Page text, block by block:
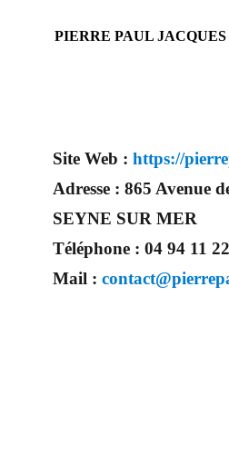
PIERRE PAUL JACQUES
Site Web : https://
Adresse : 865 Avenue
SEYNE SUR MER
Téléphone : 04 94 11
Mail :